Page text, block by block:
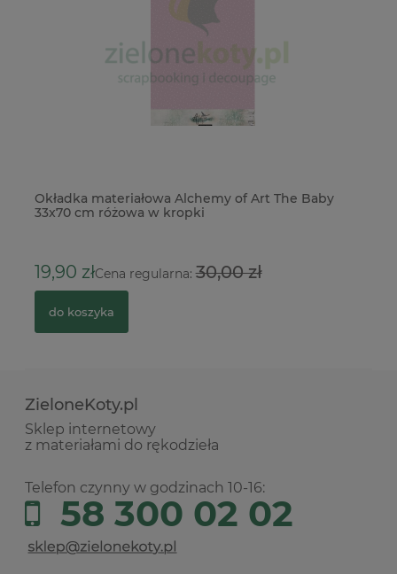
Okładka materiałowa Alchemy of Art The Baby
33x70 cm różowa w kropki
19,90 złCena regularna:30,00 zł
do koszyka
ZieloneKoty.pl
Sklep internetowy
z materiałami do rękodzieła
Telefon czynny w godzinach 10-16:
58 300 02 02